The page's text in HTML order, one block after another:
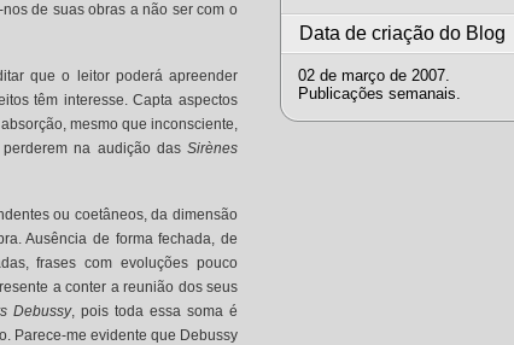
de suas obras a não ser com o
que o leitor poderá apreender
têm interesse. Capta aspectos
mesmo que inconsciente,
na audição das Sirènes
ou coetâneos, da dimensão
Ausência de forma fechada, de
frases com evoluções pouco
a conter a reunião dos seus
Debussy, pois toda essa soma é
Parece-me evidente que Debussy
Data de criação do Blog
02 de março de 2007.
Publicações semanais.